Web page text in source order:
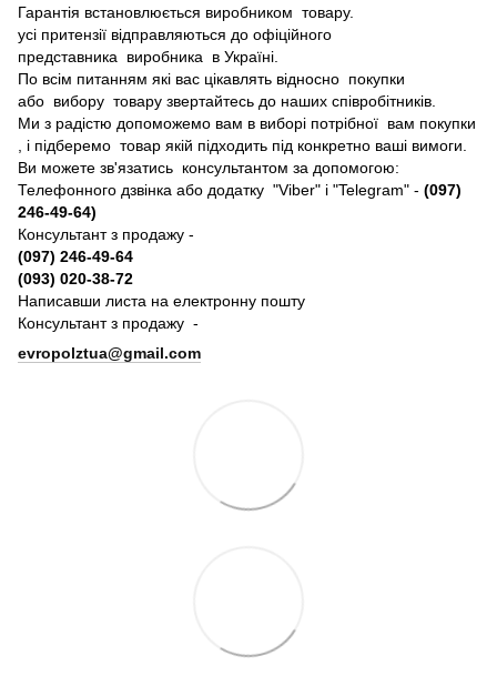
Гарантія встановлюється виробником товару.
усі притензії відправляються до офіційного
представника виробника в Україні.
По всім питанням які вас цікавлять відносно покупки
або вибору товару звертайтесь до наших співробітників.
Ми з радістю допоможемо вам в виборі потрібної вам покупки
, і підберемо товар якій підходить під конкретно ваші вимоги.
Ви можете зв'язатись консультантом за допомогою:
Телефонного дзвінка або додатку "Viber" і "Telegram" - (097)
246-49-64)
Консультант з продажу -
(097) 246-49-64
(093) 020-38-72
Написавши листа на електронну пошту
Консультант з продажу -
evropolztua@gmail.com